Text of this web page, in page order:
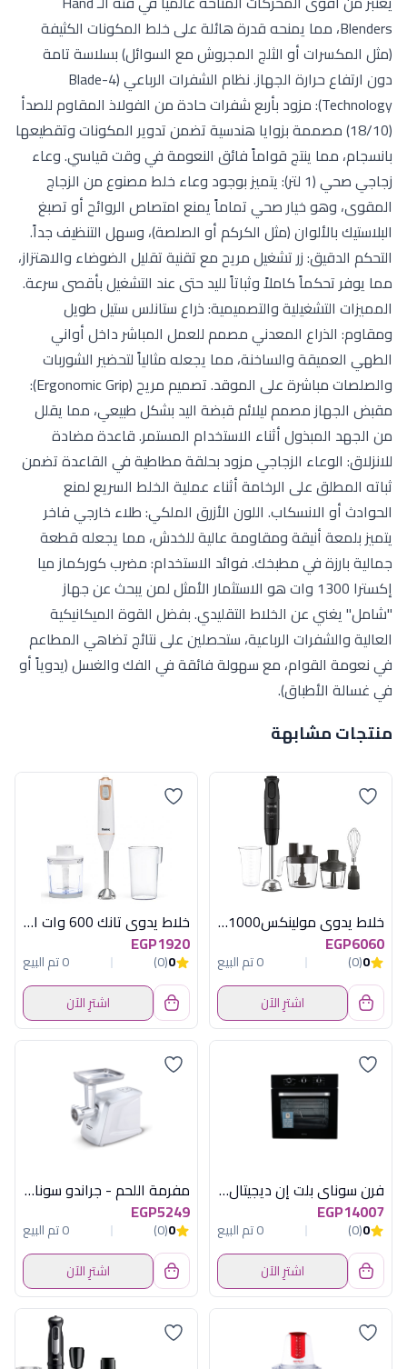
Blenders، مما يمنحه قدرة هائلة على خلط المكونات الكثيفة
(مثل المكسرات أو الثلج المجروش مع السوائل) بسلاسة تامة
دون ارتفاع حرارة الجهاز. نظام الشفرات الرباعي (4-Blade
Technology): مزود بأربع شفرات حادة من الفولاذ المقاوم للصدأ
(18/10) مصممة بزوايا هندسية تضمن تدوير المكونات وتقطيعها
بانسجام، مما ينتج قواماً فائق النعومة في وقت قياسي. وعاء
زجاجي صحي (1 لتر): يتميز بوجود وعاء خلط مصنوع من الزجاج
المقوى، وهو خيار صحي تماماً يمنع امتصاص الروائح أو تصبغ
البلاستيك بالألوان (مثل الكركم أو الصلصة)، وسهل التنظيف جداً.
التحكم الدقيق: زر تشغيل مريح مع تقنية تقليل الضوضاء والاهتزاز،
مما يوفر تحكماً كاملاً وثباتاً لليد حتى عند التشغيل بأقصى سرعة.
المميزات التشغيلية والتصميمية: ذراع ستانلس ستيل طويل
ومقاوم: الذراع المعدني مصمم للعمل المباشر داخل أواني
الطهي العميقة والساخنة، مما يجعله مثالياً لتحضير الشوربات
والصلصات مباشرة على الموقد. تصميم مريح (Ergonomic Grip):
مقبض الجهاز مصمم ليلائم قبضة اليد بشكل طبيعي، مما يقلل
من الجهد المبذول أثناء الاستخدام المستمر. قاعدة مضادة
للانزلاق: الوعاء الزجاجي مزود بحلقة مطاطية في القاعدة تضمن
ثباته المطلق على الرخامة أثناء عملية الخلط السريع لمنع
الحوادث أو الانسكاب. اللون الأزرق الملكي: طلاء خارجي فاخر
يتميز بلمعة أنيقة ومقاومة عالية للخدش، مما يجعله قطعة
جمالية بارزة في مطبخك. فوائد الاستخدام: مضرب كوركماز ميا
إكسترا 1300 وات هو الاستثمار الأمثل لمن يبحث عن جهاز
"شامل" يغني عن الخلاط التقليدي. بفضل القوة الميكانيكية
العالية والشفرات الرباعية، ستحصلين على نتائج تضاهي المطاعم
في نعومة القوام، مع سهولة فائقة في الفك والغسل (يدوياً أو
في غسالة الأطباق).
منتجات مشابهة
خلاط يدوى مولينكس1000وات 4ملحقات اوبنتى
EGP6060
0
(0)
0 تم البيع
اشترِ الآن
خلاط يدوى تانك 600 وات ابيض
EGP1920
0
(0)
0 تم البيع
اشترِ الآن
فرن سوناى بلت إن ديجيتال 60*60 سم - بخاصية القلاية الهوائية (خامات إيطالية)
EGP14007
0
(0)
0 تم البيع
اشترِ الآن
مفرمة اللحم - جراندو سوناي 1600 وات، 3 اقراص للفرم - ابيض SH-4400
EGP5249
0
(0)
0 تم البيع
اشترِ الآن